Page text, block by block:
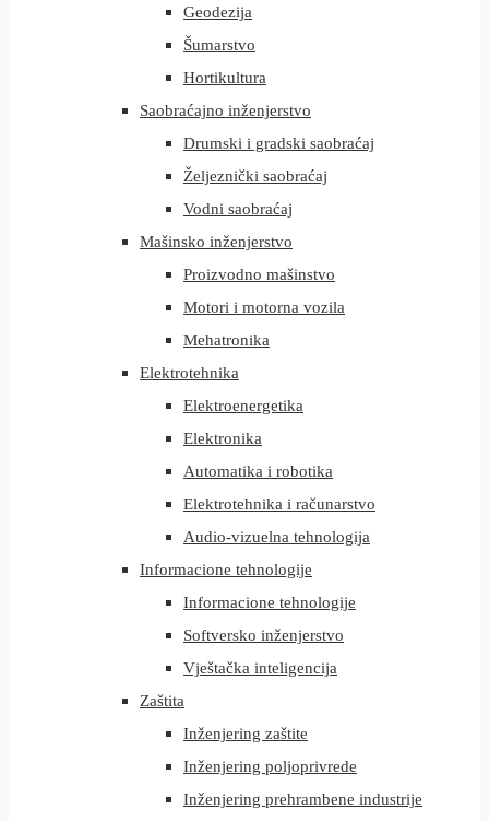
Geodezija
Šumarstvo
Hortikultura
Saobraćajno inženjerstvo
Drumski i gradski saobraćaj
Željeznički saobraćaj
Vodni saobraćaj
Mašinsko inženjerstvo
Proizvodno mašinstvo
Motori i motorna vozila
Mehatronika
Elektrotehnika
Elektroenergetika
Elektronika
Automatika i robotika
Elektrotehnika i računarstvo
Audio-vizuelna tehnologija
Informacione tehnologije
Informacione tehnologije
Softversko inženjerstvo
Vještačka inteligencija
Zaštita
Inženjering zaštite
Inženjering poljoprivrede
Inženjering prehrambene industrije